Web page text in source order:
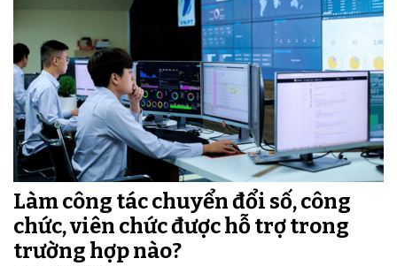
Làm công tác chuyển đổi số, công
chức, viên chức được hỗ trợ trong
trường hợp nào?